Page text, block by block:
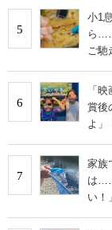
5
小1
ら
ご馳
6
「
賞後
よ」
7
家族
は
い！